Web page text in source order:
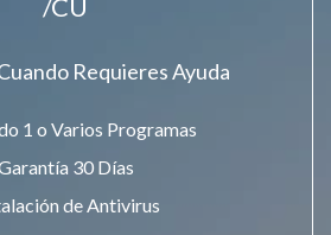
/CU
Requieres Ayuda
1 o Varios Programas
30 Días
de Antivirus